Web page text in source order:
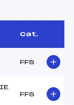
Cat.
FFS
FFS